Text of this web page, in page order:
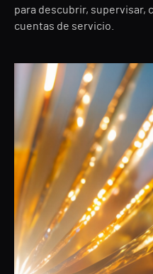
para descubrir, supervisar,
cuentas de servicio.